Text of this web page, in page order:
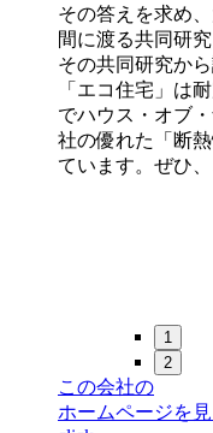
その答えを求め
間に渡る共同研
その共同研究か
「エコ住宅」は
でハウス・オブ
社の優れた「断
ています。ぜひ
1
2
この会社の
ホームページを